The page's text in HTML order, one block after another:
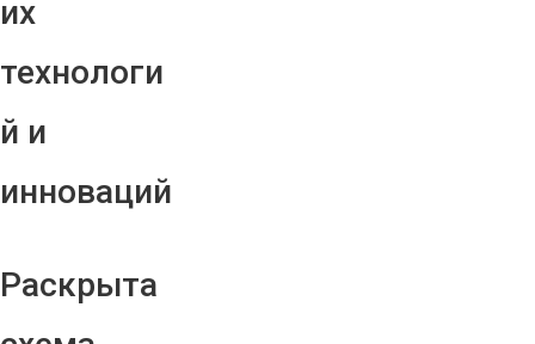
их
технологи
й и
инноваций
Раскрыта